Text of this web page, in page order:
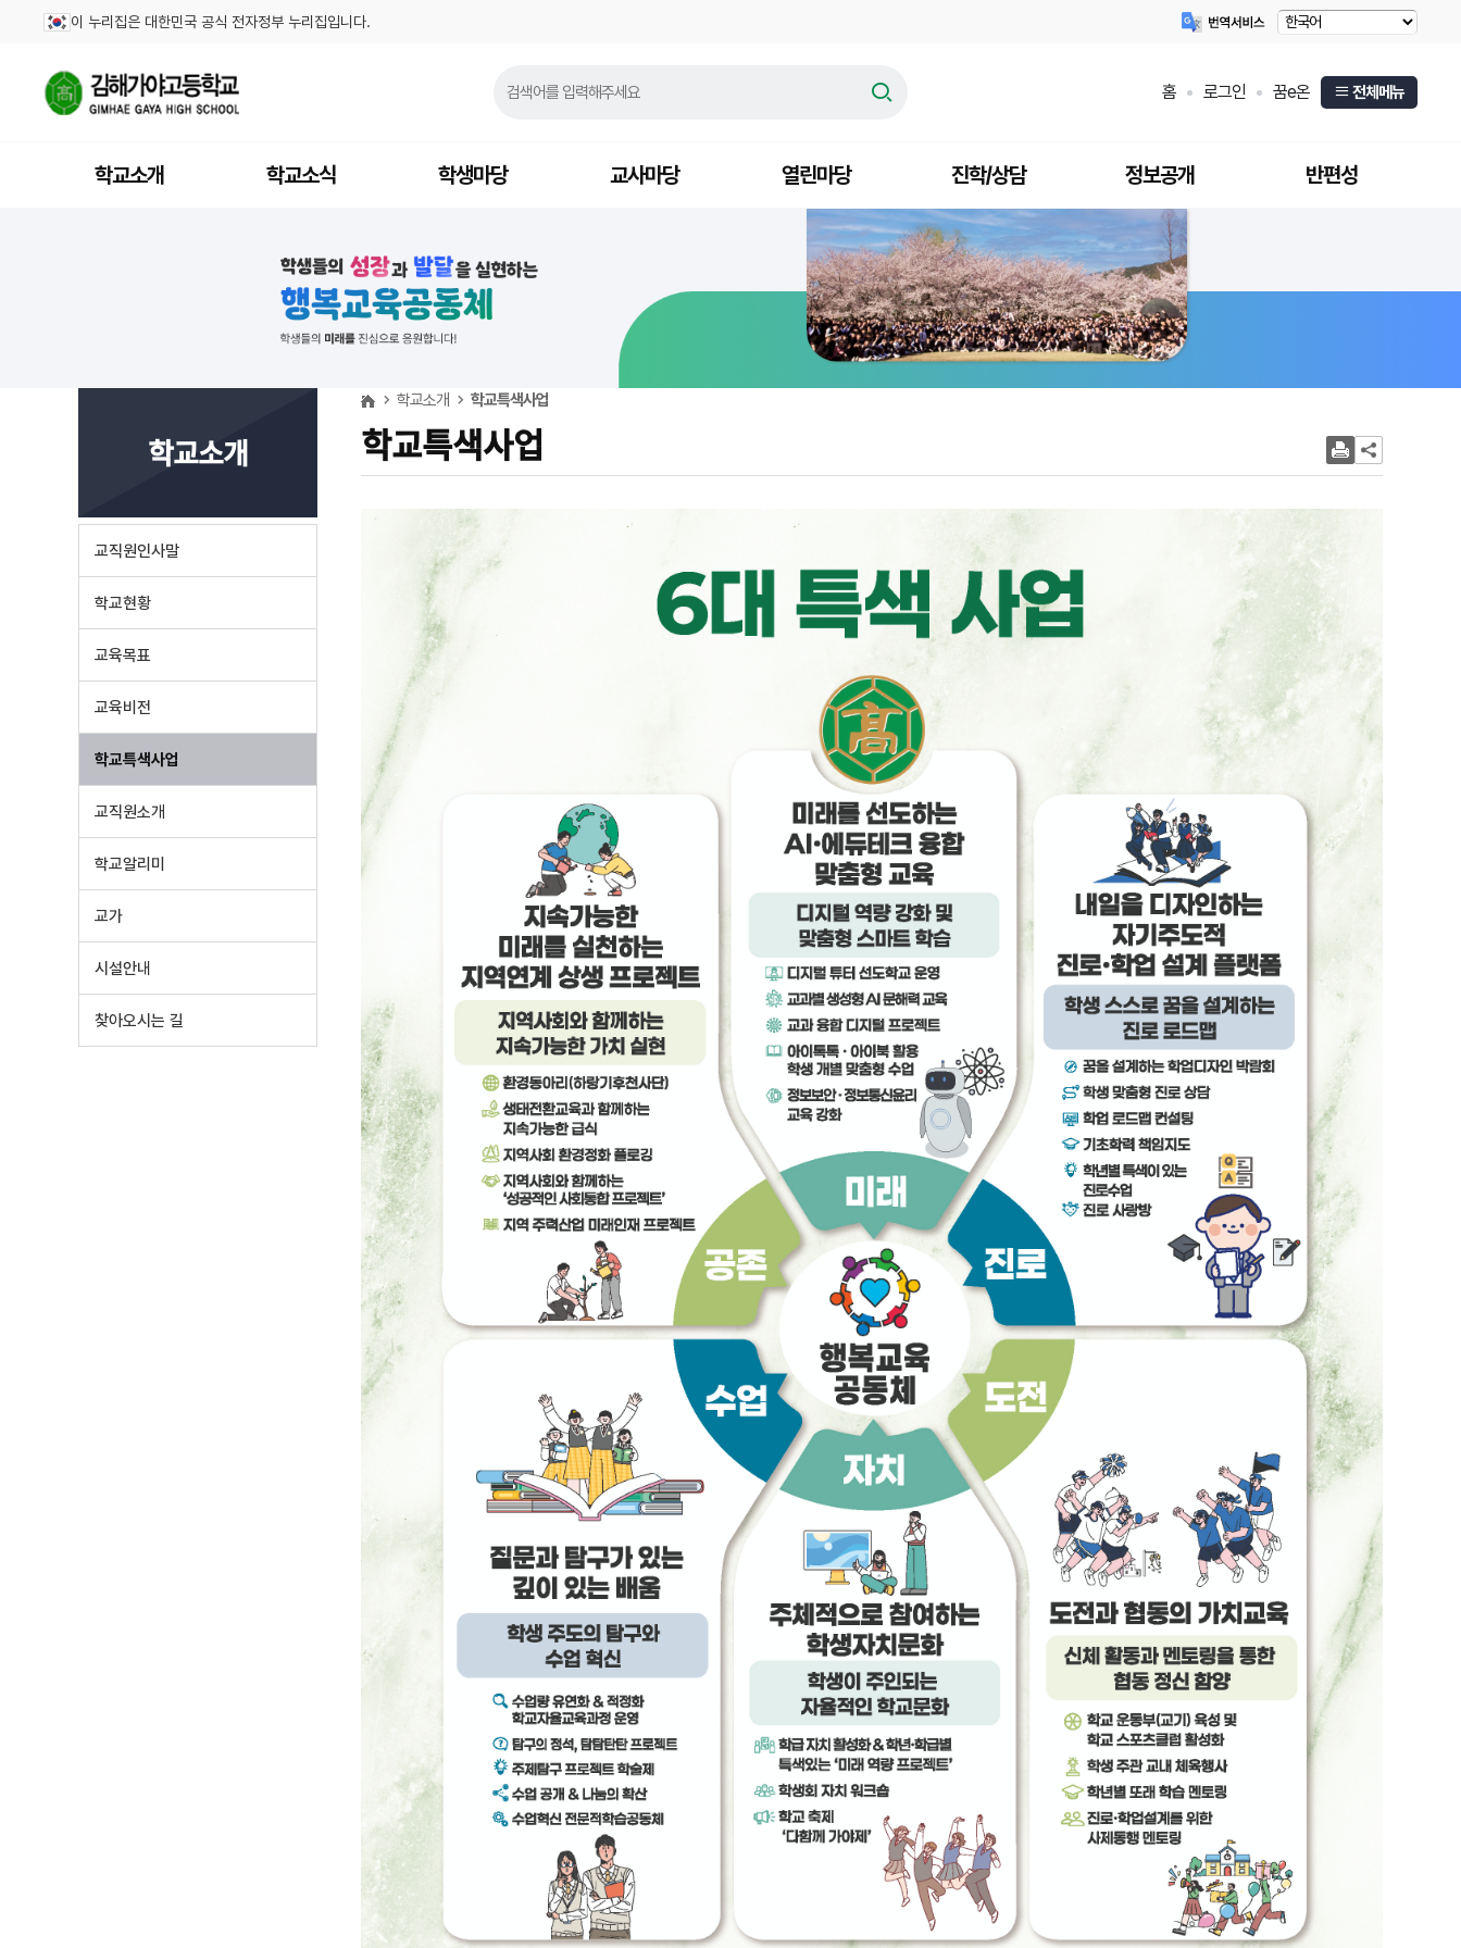
이 누리집은 대한민국 공식 전자정부 누리집입니다.
홈 로그인 꿈e온 전체메뉴
학교소개 학교소식 학생마당 교사마당 열린마당 진학/상담 정보공개 반편성
학교소개
교직원인사말
학교현황
교육목표
교육비전
학교특색사업
교직원소개
학교알리미
교가
시설안내
찾아오시는 길
학교소개 학교특색사업
학교특색사업